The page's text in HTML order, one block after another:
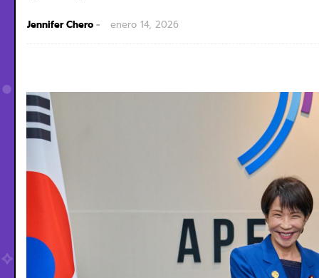
Jennifer Chero enero 14, 2026